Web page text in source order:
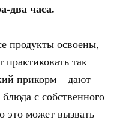
два часа.
продукты освоены,
практиковать так
прикорм – дают
с собственного
это может вызвать